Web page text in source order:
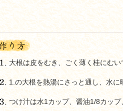
大根は皮をむき、ごく薄く桂にむ
1.の大根を熱湯にさっと通し、水に
つけ汁は水1カップ、醤油1/8カッ